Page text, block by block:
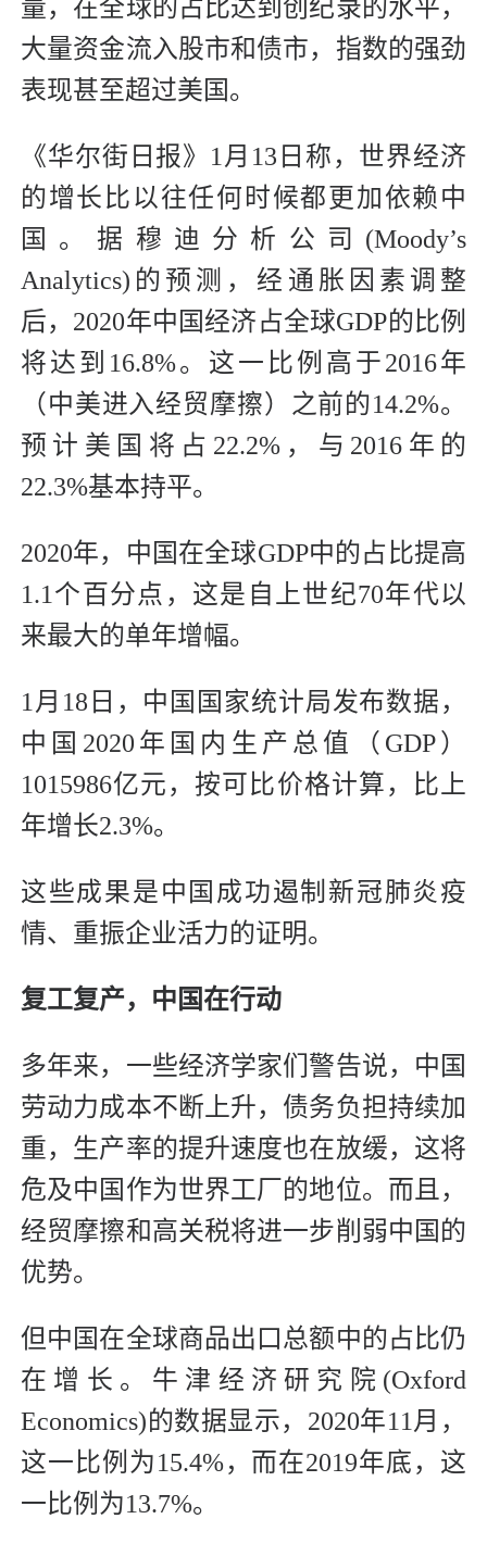
量，在全球的占比达到创纪录的水平，
大量资金流入股市和债市，指数的强劲
表现甚至超过美国。
《华尔街日报》1月13日称，世界经济
的增长比以往任何时候都更加依赖中
国。据穆迪分析公司(Moody’s
Analytics)的预测，经通胀因素调整
后，2020年中国经济占全球GDP的比例
将达到16.8%。这一比例高于2016年
（中美进入经贸摩擦）之前的14.2%。
预计美国将占22.2%，与2016年的
22.3%基本持平。
2020年，中国在全球GDP中的占比提高
1.1个百分点，这是自上世纪70年代以
来最大的单年增幅。
1月18日，中国国家统计局发布数据，
中国2020年国内生产总值（GDP）
1015986亿元，按可比价格计算，比上
年增长2.3%。
这些成果是中国成功遏制新冠肺炎疫
情、重振企业活力的证明。
复工复产，中国在行动
多年来，一些经济学家们警告说，中国
劳动力成本不断上升，债务负担持续加
重，生产率的提升速度也在放缓，这将
危及中国作为世界工厂的地位。而且，
经贸摩擦和高关税将进一步削弱中国的
优势。
但中国在全球商品出口总额中的占比仍
在增长。牛津经济研究院(Oxford
Economics)的数据显示，2020年11月，
这一比例为15.4%，而在2019年底，这
一比例为13.7%。